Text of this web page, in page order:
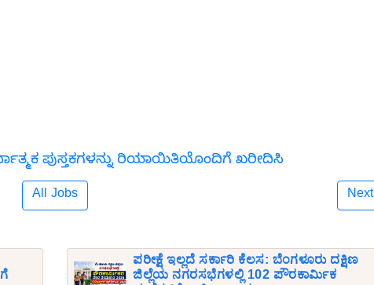
ಪುಸ್ತಕಗಳನ್ನು ರಿಯಾಯಿತಿಯೊಂದಿಗೆ ಖರೀದಿಸಿ
All Jobs
Next
ಪರೀಕ್ಷೆ ಇಲ್ಲದೆ ಸರ್ಕಾರಿ ಕೆಲಸ: ಬೆಂಗಳೂರು ದಕ್ಷಿಣ
ಜಿಲ್ಲೆಯ ನಗರಸಭೆಗಳಲ್ಲಿ 102 ಪೌರಕಾರ್ಮಿಕ